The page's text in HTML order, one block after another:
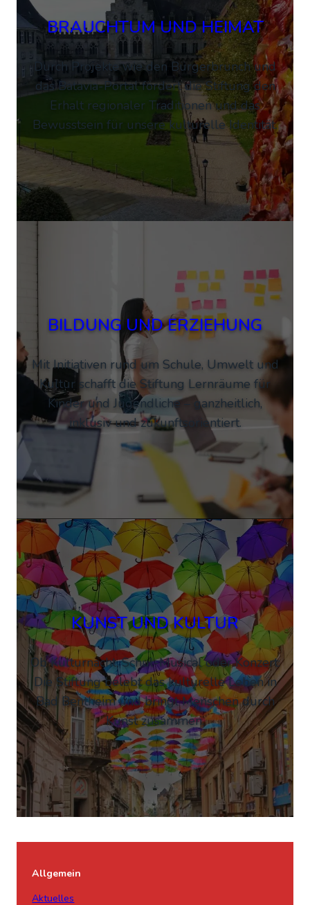
BRAUCHTUM UND HEIMAT
Durch Projekte wie den Bürgerbrunch und
das Batavia-Portal fördert die Stiftung den
Erhalt regionaler Traditionen und das
Bewusstsein für unsere kulturelle Identität.
BILDUNG UND ERZIEHUNG
Mit Initiativen rund um Schule, Umwelt und
Kultur schafft die Stiftung Lernräume für
Kinder und Jugendliche – ganzheitlich,
inklusiv und zukunftsorientiert.
KUNST UND KULTUR
Ob Kulturnacht, Schul-Musical oder Konzert:
Die Stiftung belebt das kulturelle Leben in
Bad Bentheim und bringt Menschen durch
Kunst zusammen.
Allgemein
Aktuelles